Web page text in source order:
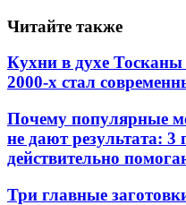
Читайте также
Кухни в духе Тосканы
2000-х стал
Почему популярные
не дают результата:
действительно
Три главные